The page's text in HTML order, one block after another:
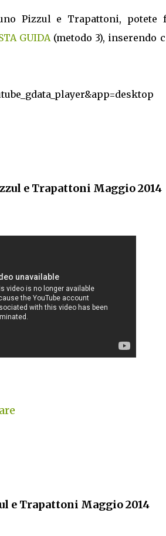
Pizzul e Trapattoni, potete
GUIDA (metodo 3), inserendo
e Trapattoni Maggio 2014
e Trapattoni Maggio 2014